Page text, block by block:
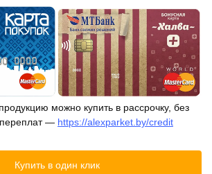
можно купить в рассрочку, без
— https://alexparket.by/credit
Купить в один клик